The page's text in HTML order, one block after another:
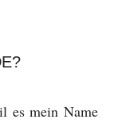
es mein Name